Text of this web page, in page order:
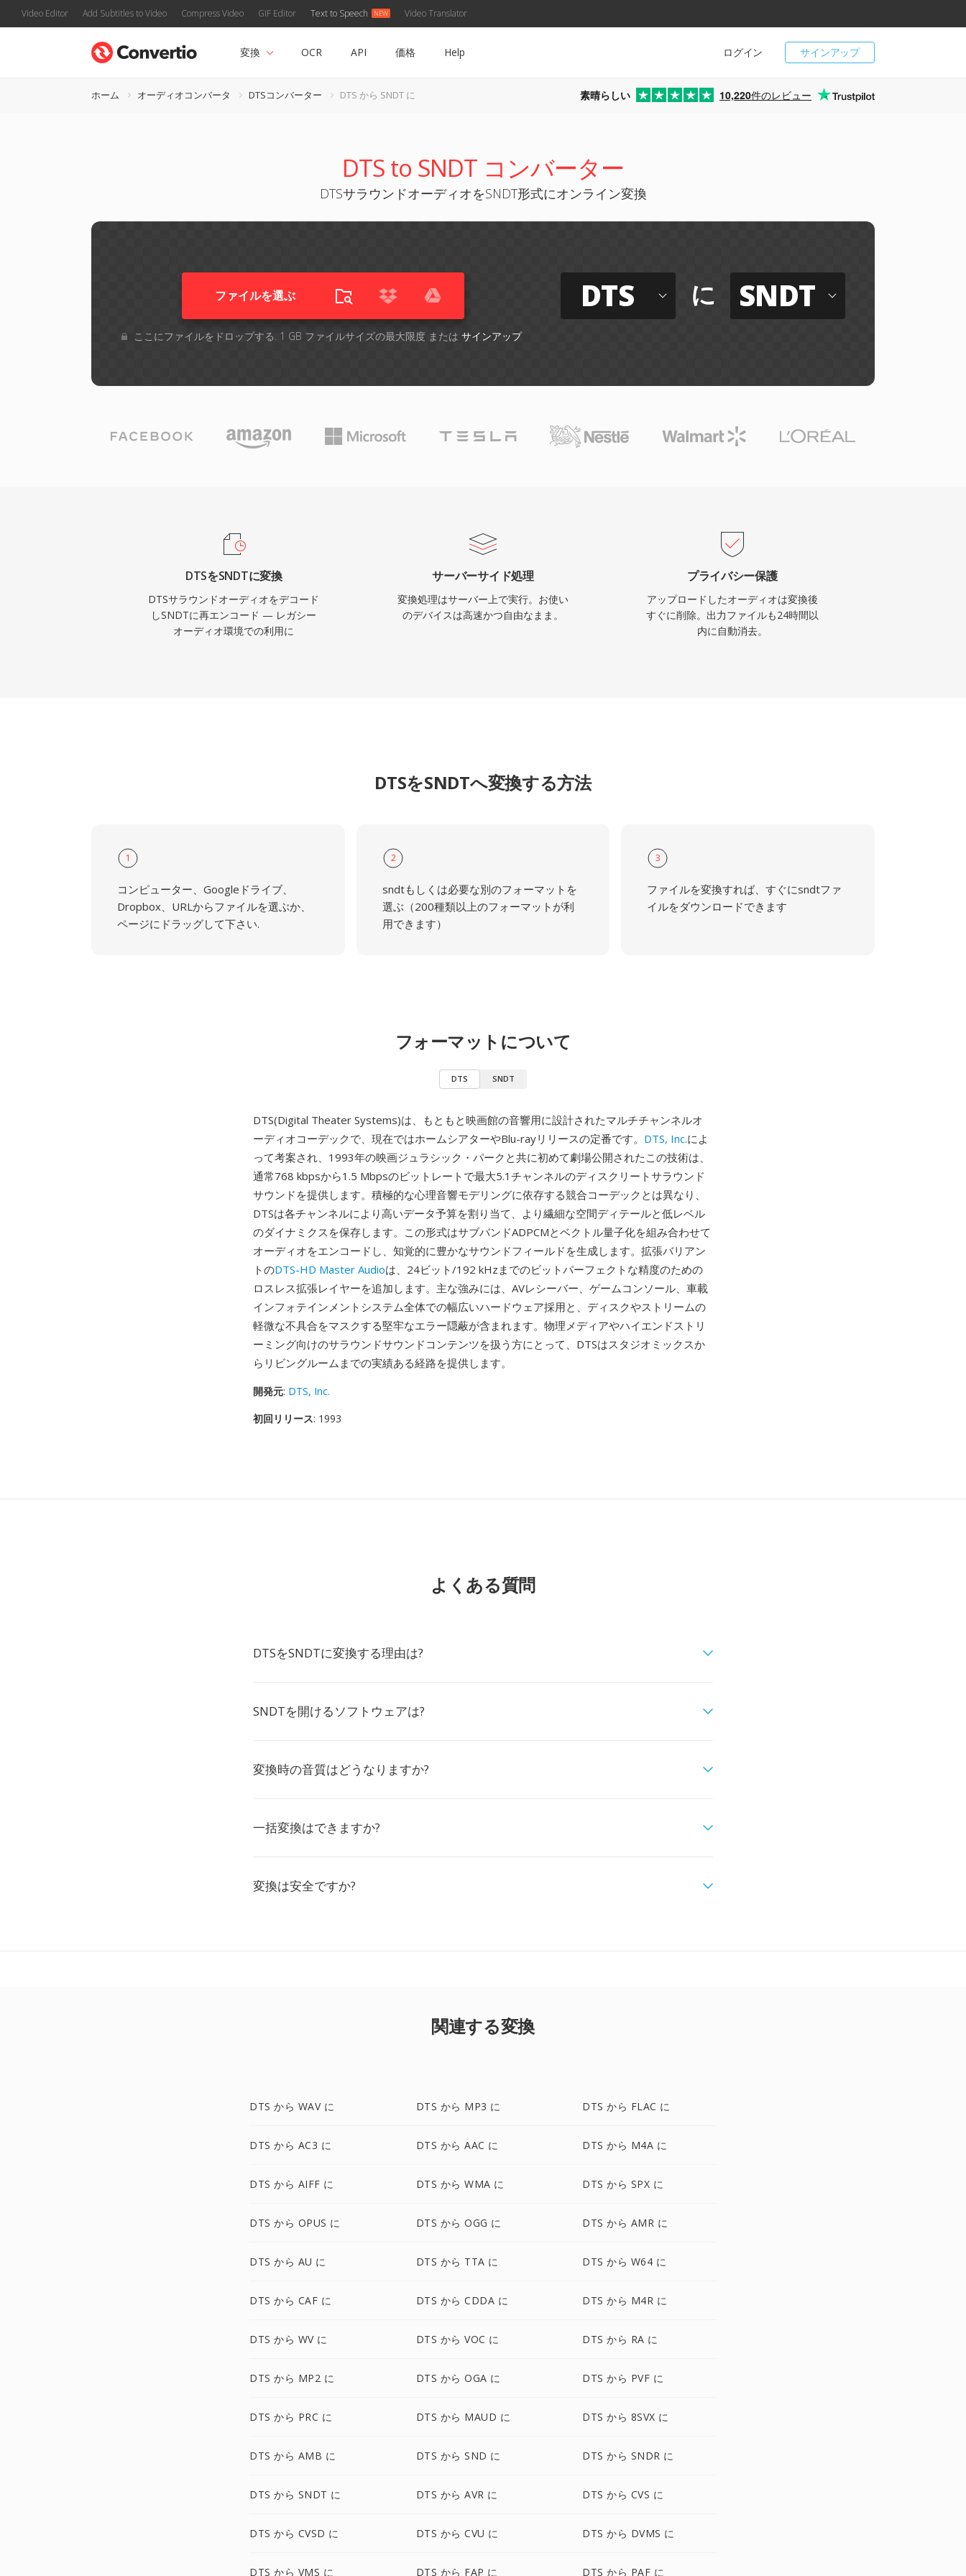
Video Editor Add Subtitles to Video Compress Video GIF Editor Text to Speech Video Translator
サインアップ
ログイン
変換 OCR API 価格 Help
ホーム オーディオコンバータ DTSコンバーター DTS から SNDT に 素晴らしい 10,220件のレビュー
DTS to SNDT コンバーター
DTSサラウンドオーディオをSNDT形式にオンライン変換
ファイルを選ぶ
ここにファイルをドロップする. 1 GB ファイルサイズの最大限度 または サインアップ
DTS に SNDT
DTSをSNDTに変換
DTSサラウンドオーディオをデコード
しSNDTに再エンコード — レガシー
オーディオ環境での利用に
サーバーサイド処理
変換処理はサーバー上で実行。お使い
のデバイスは高速かつ自由なまま。
プライバシー保護
アップロードしたオーディオは変換後
すぐに削除。出力ファイルも24時間以
内に自動消去。
DTSをSNDTへ変換する方法
1
コンピューター、Googleドライブ、
Dropbox、URLからファイルを選ぶか、
ページにドラッグして下さい.
2
sndtもしくは必要な別のフォーマットを
選ぶ（200種類以上のフォーマットが利
用できます）
3
ファイルを変換すれば、すぐにsndtファ
イルをダウンロードできます
フォーマットについて
DTS SNDT
DTS(Digital Theater Systems)は、もともと映画館の音響用に設計されたマルチチャンネルオ
ーディオコーデックで、現在ではホームシアターやBlu-rayリリースの定番です。 DTS, Inc.によ
って考案され、1993年の映画ジュラシック・パークと共に初めて劇場公開されたこの技術は、
通常768 kbpsから1.5 Mbpsのビットレートで最大5.1チャンネルのディスクリートサラウンド
サウンドを提供します。積極的な心理音響モデリングに依存する競合コーデックとは異なり、
DTSは各チャンネルにより高いデータ予算を割り当て、より繊細な空間ディテールと低レベル
のダイナミクスを保存します。この形式はサブバンドADPCMとベクトル量子化を組み合わせて
オーディオをエンコードし、知覚的に豊かなサウンドフィールドを生成します。拡張バリアン
トのDTS-HD Master Audioは、24ビット/192 kHzまでのビットパーフェクトな精度のための
ロスレス拡張レイヤーを追加します。主な強みには、AVレシーバー、ゲームコンソール、車載
インフォテインメントシステム全体での幅広いハードウェア採用と、ディスクやストリームの
軽微な不具合をマスクする堅牢なエラー隠蔽が含まれます。物理メディアやハイエンドストリ
ーミング向けのサラウンドサウンドコンテンツを扱う方にとって、DTSはスタジオミックスか
らリビングルームまでの実績ある経路を提供します。
開発元: DTS, Inc.
初回リリース: 1993
よくある質問
DTSをSNDTに変換する理由は?
SNDTを開けるソフトウェアは?
変換時の音質はどうなりますか?
一括変換はできますか?
変換は安全ですか?
関連する変換
DTS から WAV に DTS から MP3 に DTS から FLAC に
DTS から AC3 に DTS から AAC に DTS から M4A に
DTS から AIFF に DTS から WMA に DTS から SPX に
DTS から OPUS に DTS から OGG に DTS から AMR に
DTS から AU に DTS から TTA に DTS から W64 に
DTS から CAF に DTS から CDDA に DTS から M4R に
DTS から WV に DTS から VOC に DTS から RA に
DTS から MP2 に DTS から OGA に DTS から PVF に
DTS から PRC に DTS から MAUD に DTS から 8SVX に
DTS から AMB に DTS から SND に DTS から SNDR に
DTS から SNDT に DTS から AVR に DTS から CVS に
DTS から CVSD に DTS から CVU に DTS から DVMS に
DTS から VMS に DTS から FAP に DTS から PAF に